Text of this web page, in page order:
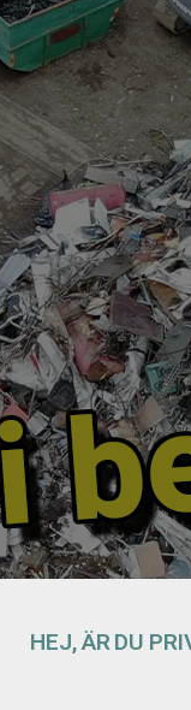
HEJ, ÄR DU